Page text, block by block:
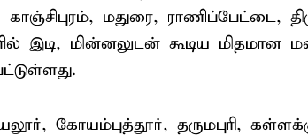
மதுரை, ராணிப்பேட்டை,
இடி, மின்னலுடன் கூடிய மிதமான
கோயம்புத்தூர், தருமபுரி,